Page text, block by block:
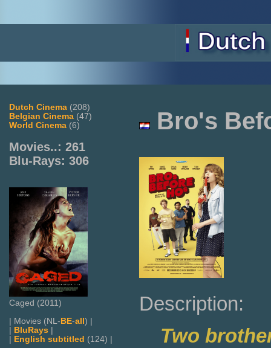
Dutch Cinema (208)
Belgian Cinema (47)
World Cinema (6)
Movies..: 261
Blu-Rays: 306
Caged (2011)
| Movies (NL- BE-all ) |
BluRays
English subtitled (124) |
Bro's
Description:
Two